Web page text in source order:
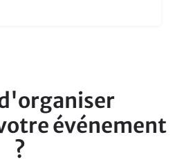
événement
?